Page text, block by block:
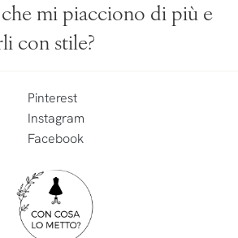
mi piacciono di più e
con stile?
Pinterest
Instagram
Facebook